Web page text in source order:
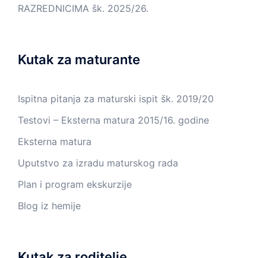
RAZREDNICIMA šk. 2025/26.
Kutak za maturante
Ispitna pitanja za maturski ispit šk. 2019/20
Testovi – Eksterna matura 2015/16. godine
Eksterna matura
Uputstvo za izradu maturskog rada
Plan i program ekskurzije
Blog iz hemije